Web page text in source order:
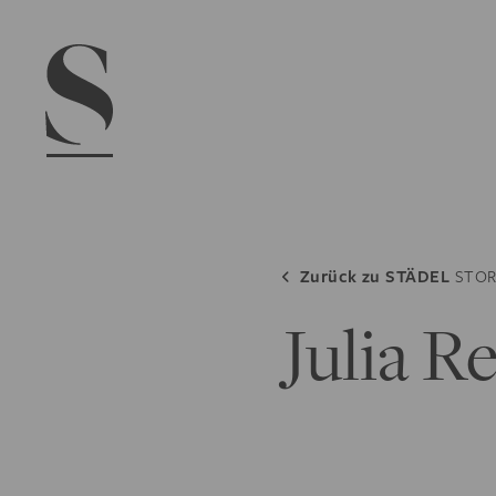
Zurück zuSTÄDEL
Julia